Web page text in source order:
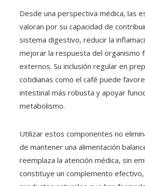
Desde una perspectiva médica, las
valoran por su capacidad de
sistema digestivo, reducir la
mejorar la respuesta del organismo
externos. Su inclusión regular en
cotidianas como el café puede
intestinal más robusta y apoyar
metabolismo.
Utilizar estos componentes no
de mantener una alimentación
reemplaza la atención médica, sin
constituye un complemento